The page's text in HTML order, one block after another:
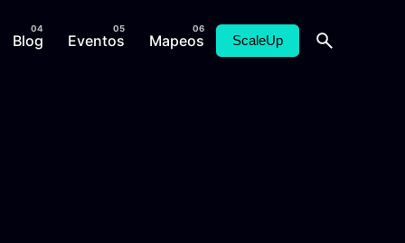
Blog Eventos Mapeos ScaleUp